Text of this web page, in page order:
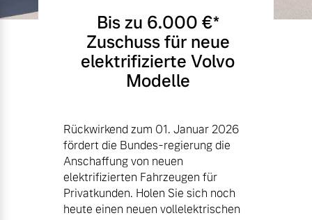
Bis zu 6.000 €⁠*
Zuschuss für neue
elektrifizierte Volvo
Modelle
Rückwirkend zum 01. Januar 2026
fördert die Bundes-regierung die
Anschaffung von neuen
elektrifizierten Fahrzeugen für
Privatkunden. Holen Sie sich noch
heute einen neuen vollelektrischen